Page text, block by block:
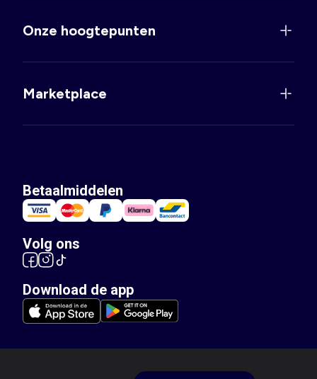
Onze hoogtepunten
Marketplace
Betaalmiddelen
Volg ons
Download de app